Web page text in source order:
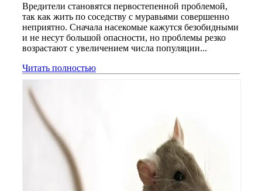
Вредители становятся первостепенной проблемой,
так как жить по соседству с муравьями совершенно
неприятно. Сначала насекомые кажутся безобидными
и не несут большой опасности, но проблемы резко
возрастают с увеличением числа популяции...
Читать полностью